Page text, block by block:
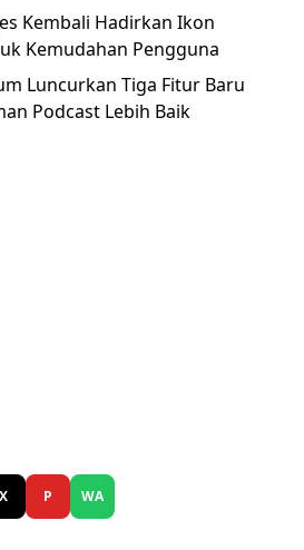
Kembali Hadirkan Ikon
Kemudahan Pengguna
Luncurkan Tiga Fitur Baru
Podcast Lebih Baik
X P WA